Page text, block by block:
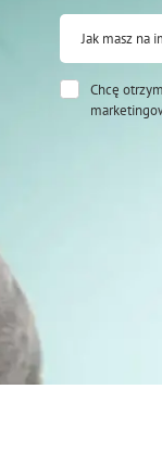
Jak masz na
Chcę